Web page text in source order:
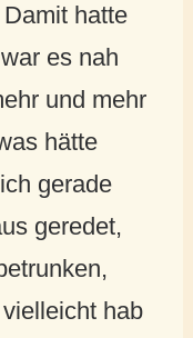
hatte
es nah
und mehr
hätte
gerade
geredet,
hab